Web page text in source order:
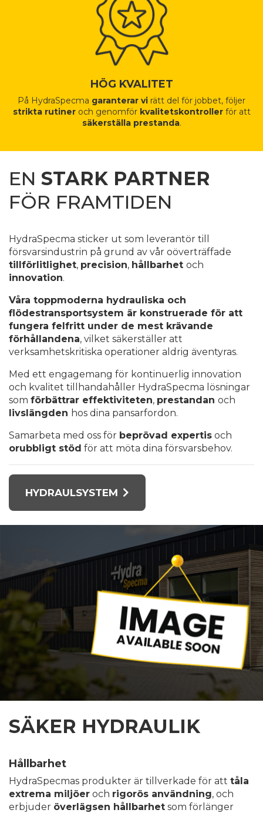
HÖG KVALITET
På HydraSpecma garanterar vi rätt del för jobbet, följer
strikta rutiner och genomför kvalitetskontroller för att
säkerställa prestanda.
EN STARK PARTNER
FÖR FRAMTIDEN
HydraSpecma sticker ut som leverantör till
försvarsindustrin på grund av vår oöverträffade
tillförlitlighet, precision, hållbarhet och
innovation.
Våra toppmoderna hydrauliska och
flödestransportsystem är konstruerade för att
fungera felfritt under de mest krävande
förhållandena, vilket säkerställer att
verksamhetskritiska operationer aldrig äventyras.
Med ett engagemang för kontinuerlig innovation
och kvalitet tillhandahåller HydraSpecma lösningar
som förbättrar effektiviteten, prestandan och
livslängden hos dina pansarfordon.
Samarbeta med oss för beprövad expertis och
orubbligt stöd för att möta dina försvarsbehov.
HYDRAULSYSTEM
SÄKER HYDRAULIK
Hållbarhet
HydraSpecmas produkter är tillverkade för att tåla
extrema miljöer och rigorös användning, och
erbjuder överlägsen hållbarhet som förlänger